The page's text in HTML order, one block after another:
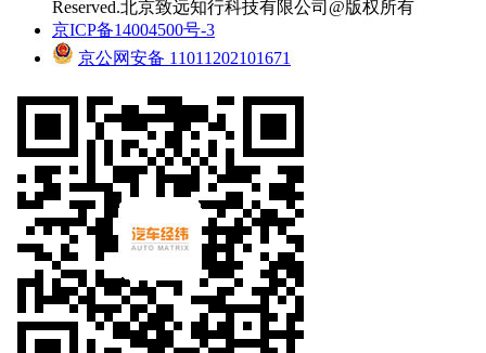
Reserved.北京致远知行科技有限公司@版权所有
京ICP备14004500号-3
京公网安备 11011202101671